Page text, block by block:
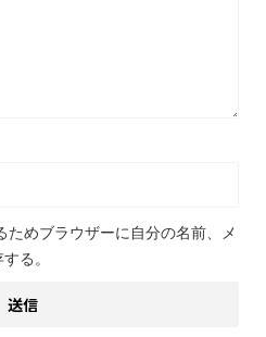
ためブラウザーに自分の名前、メ
る。